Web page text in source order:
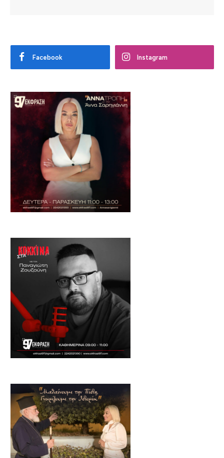
Facebook Instagram